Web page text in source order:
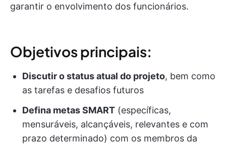
garantir o envolvimento dos funcionários.
Objetivos principais:
Discutir o status atual do projeto, bem como
as tarefas e desafios futuros
Defina metas SMART (específicas,
mensuráveis, alcançáveis, relevantes e com
prazo determinado) com os membros da